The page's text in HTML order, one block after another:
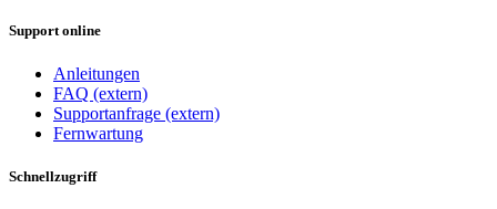
Support online
Anleitungen
FAQ (extern)
Supportanfrage (extern)
Fernwartung
Schnellzugriff